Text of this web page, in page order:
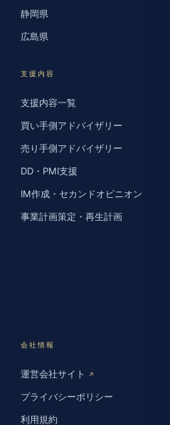
静岡県
広島県
支援内容
支援内容一覧
買い手側アドバイザリー
売り手側アドバイザリー
DD・PMI支援
IM作成・セカンドオピニオン
事業計画策定・再生計画
会社情報
運営会社サイト ↗
プライバシーポリシー
利用規約